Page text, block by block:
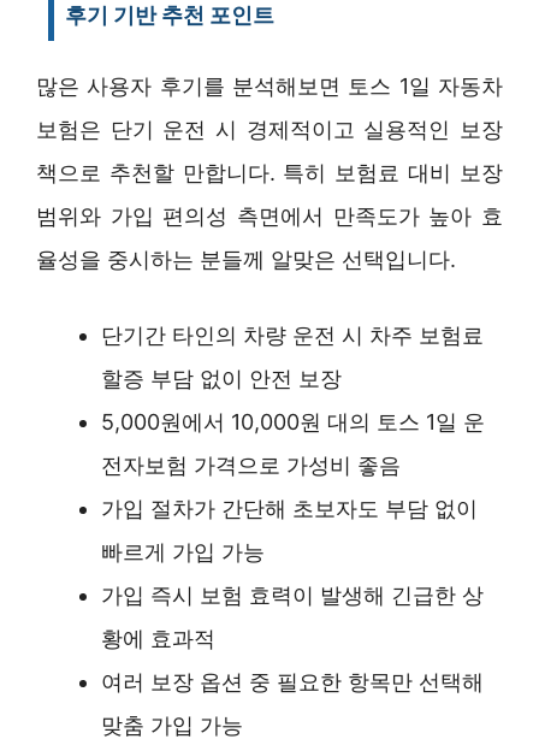
후기 기반 추천 포인트
많은 사용자 후기를 분석해보면 토스 1일 자동차
보험은 단기 운전 시 경제적이고 실용적인 보장
책으로 추천할 만합니다. 특히 보험료 대비 보장
범위와 가입 편의성 측면에서 만족도가 높아 효
율성을 중시하는 분들께 알맞은 선택입니다.
단기간 타인의 차량 운전 시 차주 보험료
할증 부담 없이 안전 보장
5,000원에서 10,000원 대의 토스 1일 운
전자보험 가격으로 가성비 좋음
가입 절차가 간단해 초보자도 부담 없이
빠르게 가입 가능
가입 즉시 보험 효력이 발생해 긴급한 상
황에 효과적
여러 보장 옵션 중 필요한 항목만 선택해
맞춤 가입 가능